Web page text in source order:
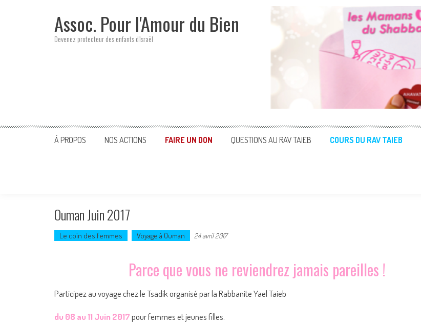
Assoc. Pour l'Amour du Bien
Devenez protecteur des enfants d'Israël
À PROPOS NOS ACTIONS FAIRE UN DON QUESTIONS AU RAV TAIEB COURS DU RAV TAIEB
Ouman Juin 2017
Le coin des femmes Voyage à Ouman 24 avril 2017
Parce que vous ne reviendrez jamais pareilles !
Participez au voyage chez le Tsadik organisé par la Rabbanite Yael Taieb
du 08 au 11 Juin 2017pour femmes et jeunes filles.